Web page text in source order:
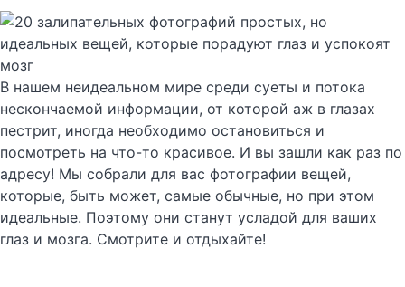
В нашем неидеальном мире среди суеты и потока
нескончаемой информации, от которой аж в глазах
пестрит, иногда необходимо остановиться и
посмотреть на что-то красивое. И вы зашли как раз по
адресу! Мы собрали для вас фотографии вещей,
которые, быть может, самые обычные, но при этом
идеальные. Поэтому они станут усладой для ваших
глаз и мозга. Смотрите и отдыхайте!